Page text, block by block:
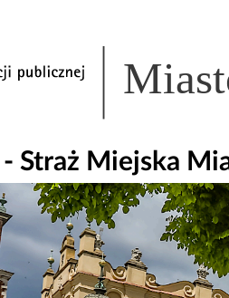
- Straż Miejska